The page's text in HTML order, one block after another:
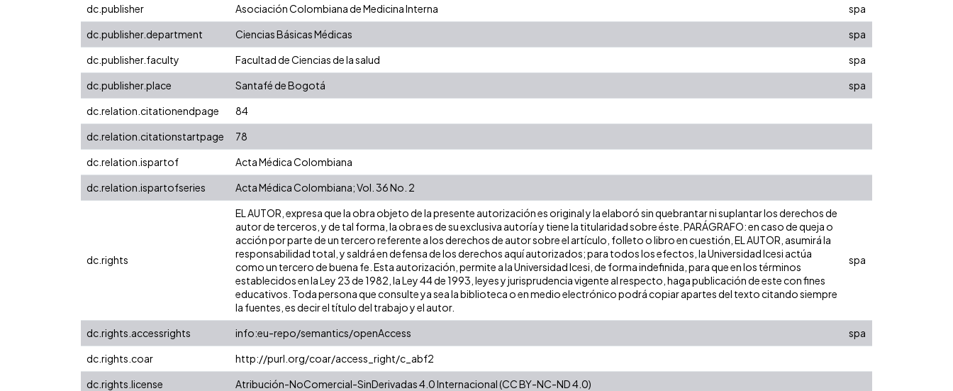
dc.publisher
Asociación Colombiana de Medicina Interna
spa
dc.publisher.department
Ciencias Básicas Médicas
spa
dc.publisher.faculty
Facultad de Ciencias de la salud
spa
dc.publisher.place
Santafé de Bogotá
spa
dc.relation.citationendpage
84
dc.relation.citationstartpage
78
dc.relation.ispartof
Acta Médica Colombiana
dc.relation.ispartofseries
Acta Médica Colombiana; Vol. 36 No. 2
dc.rights
EL AUTOR, expresa que la obra objeto de la presente autorización es original y la elaboró sin quebrantar ni suplantar los derechos de
autor de terceros, y de tal forma, la obra es de su exclusiva autoría y tiene la titularidad sobre éste. PARÁGRAFO: en caso de queja o
acción por parte de un tercero referente a los derechos de autor sobre el artículo, folleto o libro en cuestión, EL AUTOR, asumirá la
responsabilidad total, y saldrá en defensa de los derechos aquí autorizados; para todos los efectos, la Universidad Icesi actúa
como un tercero de buena fe. Esta autorización, permite a la Universidad Icesi, de forma indefinida, para que en los términos
establecidos en la Ley 23 de 1982, la Ley 44 de 1993, leyes y jurisprudencia vigente al respecto, haga publicación de este con fines
educativos. Toda persona que consulte ya sea la biblioteca o en medio electrónico podrá copiar apartes del texto citando siempre
la fuentes, es decir el título del trabajo y el autor.
spa
dc.rights.accessrights info:eu-repo/semantics/openAccess
spa
dc.rights.coar
http://purl.org/coar/access_right/c_abf2
dc.rights.license
Atribución-NoComercial-SinDerivadas 4.0 Internacional (CC BY-NC-ND 4.0)